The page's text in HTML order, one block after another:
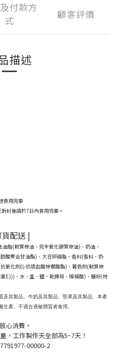
付款方
式
顧客評價
描述
食用完畢
封後請於7日內食用完畢。
配送 |
脂(軟質棕油、完全氧化硬質棕油)、奶油、
酸聚合甘油酯)、大豆卵磷脂、香料(香料、奶
氧化劑(L-抗壞血酸棕櫚酸酯)、著色劑(軟質棕
E)))、水、蛋、鹽、乾酵母、檸檬酸)、糖粉(特
及其製品、牛奶及其製品、堅果及其製品、本產
產、不適合過敏體質者食用。
心消費。
，工作製作天全部為5~7天！
00000-2